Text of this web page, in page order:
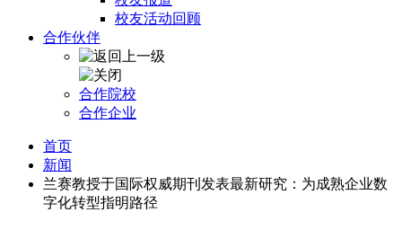
校友活动回顾
合作伙伴
合作院校
合作企业
首页
新闻
兰赛教授于国际权威期刊发表最新研究：为成熟企业数
字化转型指明路径